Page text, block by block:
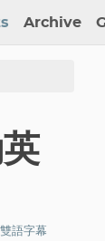
Archive
語字幕